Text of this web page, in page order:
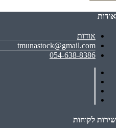
אודות
אודות
tmunastock@gmail.com
054-638-8386
שירות לקוחות